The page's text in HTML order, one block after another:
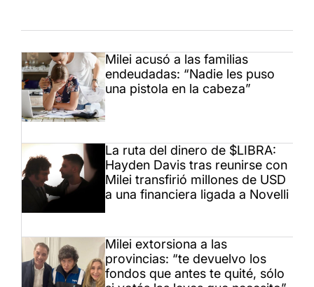
Milei acusó a las familias
endeudadas: “Nadie les puso
una pistola en la cabeza”
La ruta del dinero de $LIBRA:
Hayden Davis tras reunirse con
Milei transfirió millones de USD
a una financiera ligada a Novelli
Milei extorsiona a las
provincias: “te devuelvo los
fondos que antes te quité, sólo